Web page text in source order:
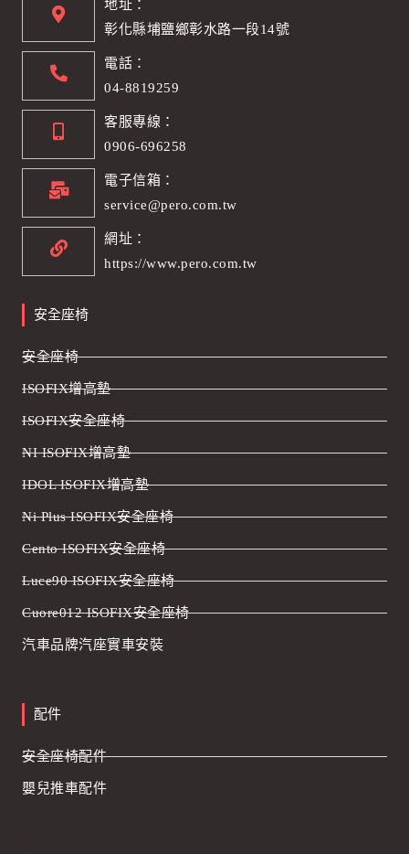
地址：
彰化縣埔鹽鄉彰水路一段14號
電話：
04-8819259
客服專線：
0906-696258
電子信箱：
service@pero.com.tw
網址：
https://www.pero.com.tw
安全座椅
安全座椅
ISOFIX增高墊
ISOFIX安全座椅
NI ISOFIX增高墊
IDOL ISOFIX增高墊
Ni Plus ISOFIX安全座椅
Cento ISOFIX安全座椅
Luce90 ISOFIX安全座椅
Cuore012 ISOFIX安全座椅
汽車品牌汽座實車安裝
配件
安全座椅配件
嬰兒推車配件